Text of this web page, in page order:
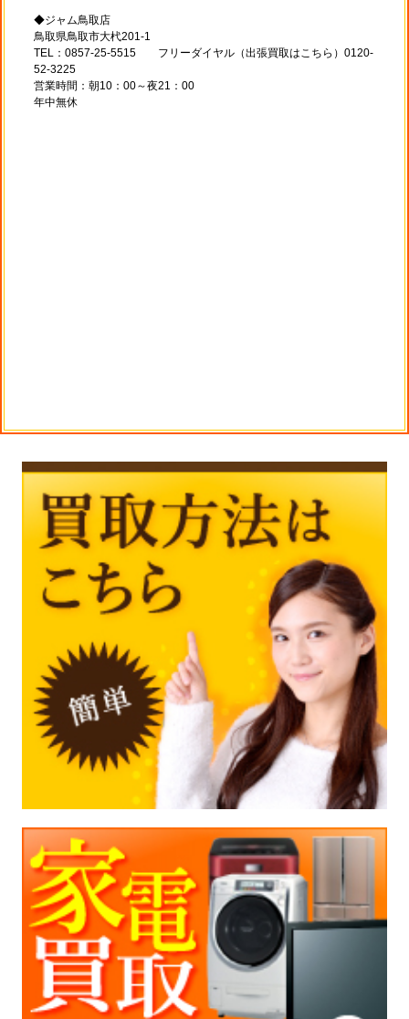
◆ジャム鳥取店
鳥取県鳥取市大杙201-1
TEL：0857-25-5515 フリーダイヤル（出張買取はこちら）0120-
52-3225
営業時間：朝10：00～夜21：00
年中無休